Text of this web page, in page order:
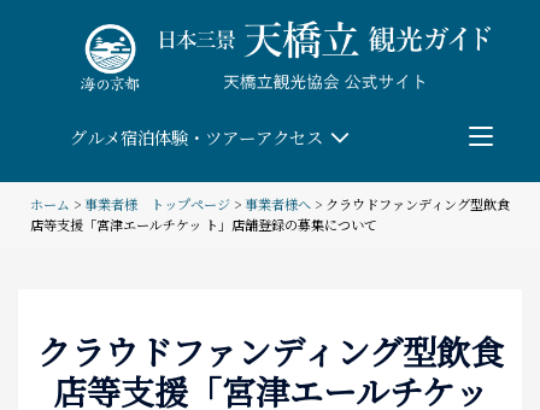
グルメ宿泊体験・ツアーアクセス
教育/研修旅行
ホーム >事業者様 トップページ >事業者様へ > クラウドファンディング型飲食
店等支援「宮津エールチケッ ト」店舗登録の募集について
クラウドファンディング型飲食
店等支援「宮津エールチケッ